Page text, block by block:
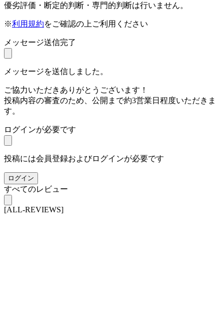
優劣評価・断定的判断・専門的判断は行いません。
※利用規約をご確認の上ご利用ください
メッセージ送信完了
メッセージを送信しました。
ご協力いただきありがとうございます！
投稿内容の審査のため、公開まで約3営業日程度いただきま
す。
ログインが必要です
投稿には会員登録およびログインが必要です
ログイン
すべてのレビュー
[ALL-REVIEWS]